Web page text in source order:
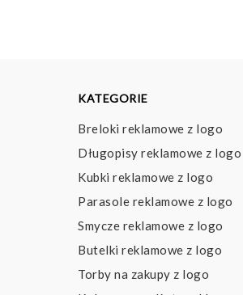
KATEGORIE
Breloki reklamowe z logo
Długopisy reklamowe z logo
Kubki reklamowe z logo
Parasole reklamowe z logo
Smycze reklamowe z logo
Butelki reklamowe z logo
Torby na zakupy z logo